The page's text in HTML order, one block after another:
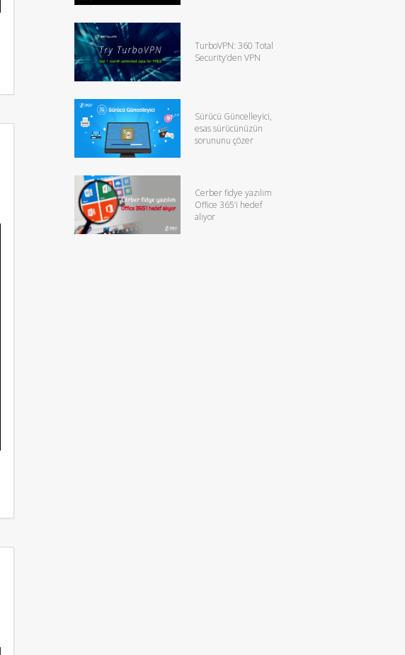
TurboVPN: 360 Total
Security’den VPN
Sürücü Güncelleyici,
esas sürücünüzün
sorununu çözer
Cerber fidye yazılım
Office 365’i hedef
alıyor